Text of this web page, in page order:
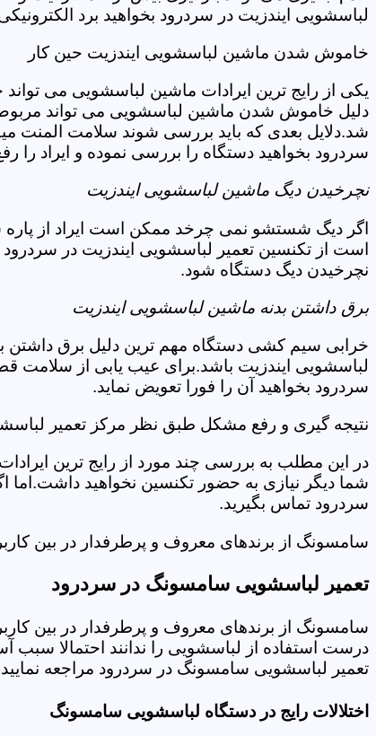
لباسشویی ایندزیت در سردرود بخواهید برد
خاموش شدن ماشین لباسشویی ایندزیت حین کار
یکی از رایج ترین ایرادات ماشین لباسشویی می
دلیل خاموش شدن ماشین لباسشویی می تواند مربوط
شد.دلایل بعدی که باید بررسی شوند سلامت المنت
سردرود بخواهید دستگاه را بررسی نموده و ایراد را
نچرخیدن دیگ ماشین لباسشویی ایندزیت
اگر دیگ شستشو نمی چرخد ممکن است ایراد از پاره
است از تکنسین تعمیر لباسشویی ایندزیت در
نچرخیدن دیگ دستگاه شود.
برق داشتن بدنه ماشین لباسشویی ایندزیت
خرابی سیم کشی دستگاه مهم ترین دلیل برق داشتن
لباسشویی ایندزیت باشد.برای عیب یابی از سلامت
سردرود بخواهید آن را فورا تعویض نماید.
نتیجه گیری و رفع مشکل طبق نظر مرکز تعمیر
در این مطلب به بررسی چند مورد از رایج ترین
شما دیگر نیازی به حضور تکنسین نخواهید
سردرود تماس بگیرید.
سامسونگ از برندهای معروف و پرطرفدار در بین
تعمیر لباسشویی سامسونگ در سردرود
سامسونگ از برندهای معروف و پرطرفدار در بین
درست استفاده از لباسشویی را ندانند احتمالا
تعمیر لباسشویی سامسونگ در سردرود مراجعه
اختلالات رایج در دستگاه لباسشویی سامسونگ